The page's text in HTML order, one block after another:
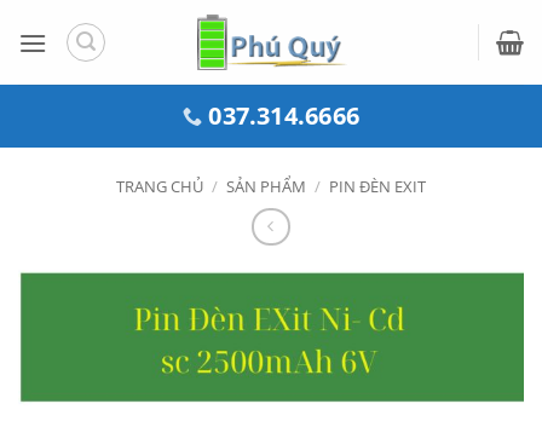
qua
037.314.6666
TRANG CHỦ / SẢN PHẨM / PIN ĐÈN EXIT